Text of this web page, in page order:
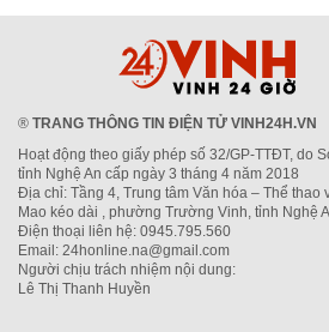
® TRANG THÔNG TIN ĐIỆN TỬ VINH24H.VN
Hoạt động theo giấy phép số 32/GP-TTĐT, do
tỉnh Nghệ An cấp ngày 3 tháng 4 năm 2018
Địa chỉ: Tầng 4, Trung tâm Văn hóa – Thể thao
Mao kéo dài , phường Trường Vinh, tỉnh Nghệ
Điện thoại liên hệ: 0945.795.560
Email: 24honline.na@gmail.com
Người chịu trách nhiệm nội dung:
Lê Thị Thanh Huyền